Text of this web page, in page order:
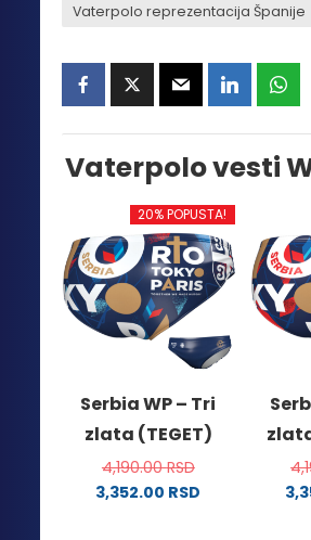
Vaterpolo reprezentacija Španije
Vaterpolo vesti
20% POPUSTA!
Serbia WP – Tri
zlata (TEGET)
4,190.00RSD
3,352.00 RSD